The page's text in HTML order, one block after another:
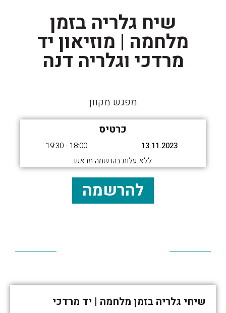
שיח גלריה בזמן
מלחמה | מוזיאון יד
מרדכי וגלריה דנה
מפגש מקוון
כרטיס
13.11.2023
18:00 - 19:30
ללא עלות בהרשמה מראש
להרשמה
שיחי גלריה בזמן מלחמה | יד מרדכי